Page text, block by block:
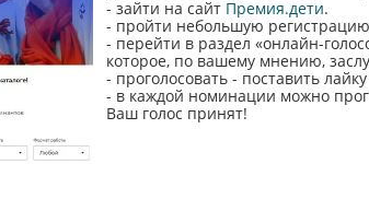
- зайти на сайт Премия.дети.
- пройти небольшую
- перейти в раздел «онлайн-
которое, по вашему мнению,
- проголосовать - поставить
- в каждой номинации можно
Ваш голос принят!